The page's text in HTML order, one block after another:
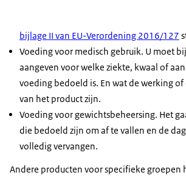
bijlage II van EU-Verordening 2016/127
Voeding voor medisch gebruik. U moet
aangeven voor welke ziekte, kwaal of
voeding bedoeld is. En wat de werking
van het product zijn.
Voeding voor gewichtsbeheersing. Het
die bedoeld zijn om af te vallen en de
volledig vervangen.
Andere producten voor specifieke groepen